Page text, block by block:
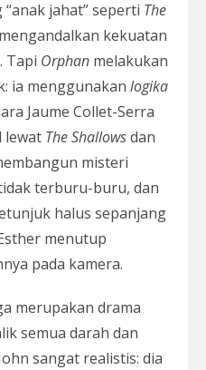
jahat” seperti The
mengandalkan kekuatan
Tapi Orphan melakukan
ia menggunakan logika
Jaume Collet-Serra
lewat The Shallowsdan
misteri
terburu-buru, dan
halus sepanjang
menutup
pada kamera.
merupakan drama
semua darah dan
sangat realistis: dia